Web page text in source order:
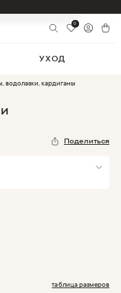
0
УХОД
кардиганы
Поделиться
таблица размеров